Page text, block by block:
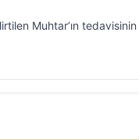
Muhtar’ın